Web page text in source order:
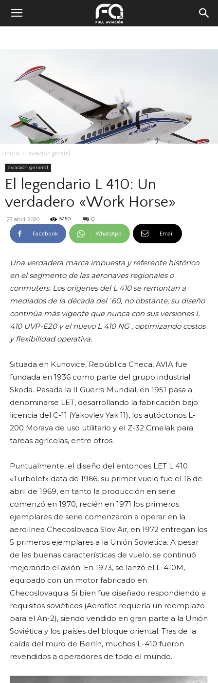
Inicio aviación general
aviación general
El legendario L 410: Un
verdadero «Work Horse»
27 abril, 2020 5750 0
Facebook WhatsApp Email
Una verdadera marca impuesta y referente histórico
en el segmento de las aeronaves regionales o
conmuters. Los orígenes del L 410 se remontan a
mediados de la década del´60, no obstante, su diseño
continúa más vigente que nunca con sus versiones L
410 UVP-E20 y el nuevo L 410 NG , optimizando costos
y flexibilidad operativa.
Situada en Kunovice, República Checa, AVIA fue
fundada en 1936 como parte del grupo industrial
Skoda. Pasada la II Guerra Mundial, en 1951 pasa a
denominarse LET, desarrollando la fabricación bajo
licencia del C-11 (Yakovlev Yak 11), los autóctonos L-
200 Morava de uso utilitario y el Z-32 Cmelak para
tareas agrícolas, entre otros.
Puntualmente, el diseño del entonces LET L 410
«Turbolet» data de 1966, su primer vuelo fue el 16 de
abril de 1969, en tanto la producción en serie
comenzó en 1970, recién en 1971 los primeros
ejemplares de serie comenzaron a operar en la
aerolínea Checoslovaca Slov Air, en 1972 entregan los
5 primeros ejemplares a la Unión Sovietica. A pesar
de las buenas características de vuelo, se continuó
mejorando el avión. En 1973, se lanzó el L-410M,
equipado con un motor fabricado en
Checoslovaquia. Si bien fue diseñado respondiendo a
requisitos soviéticos (Aeroflot requería un reemplazo
para el An-2), siendo vendido en gran parte a la Unión
Soviética y los países del bloque oriental. Tras de la
caída del muro de Berlín, muchos L-410 fueron
revendidos a operadores de todo el mundo.